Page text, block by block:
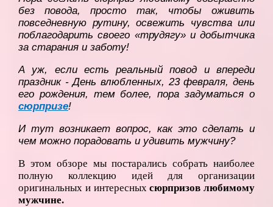
без повода, просто так, чтобы оживить
повседневную рутину, освежить чувства или
поблагодарить своего «трудягу» и добытчика
за старания и заботу!
А уж, если есть реальный повод и впереди
праздник - День влюбленных, 23 февраля, день
его рождения, тем более, пора задуматься о
сюрпризе!
И тут возникает вопрос, как это сделать и
чем можно порадовать и удивить мужчину?
В этом обзоре мы постарались собрать наиболее
полную коллекцию идей для организации
оригинальных и интересныхсюрпризов любимому
мужчине.